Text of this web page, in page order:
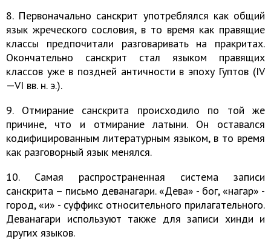
8. Первоначально санскрит употреблялся как общий
язык жреческого сословия, в то время как правящие
классы предпочитали разговаривать на пракритах.
Окончательно санскрит стал языком правящих
классов уже в поздней античности в эпоху Гуптов (IV
—VI вв. н. э.).
9. Отмирание санскрита происходило по той же
причине, что и отмирание латыни. Он оставался
кодифицированным литературным языком, в то время
как разговорный язык менялся.
10. Самая распространенная система записи
санскрита – письмо деванагари. «Дева» - бог, «нагар» -
город, «и» - суффикс относительного прилагательного.
Деванагари используют также для записи хинди и
других языков.